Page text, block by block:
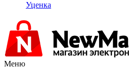
Уценка
Меню